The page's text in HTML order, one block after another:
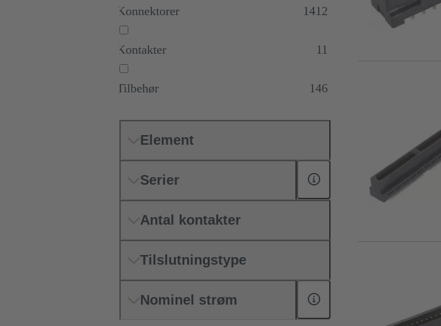
Konnektorer 1412
Kontakter 11
Tilbehør 146
Element
Serier
Antal kontakter
Tilslutningstype
Nominel strøm